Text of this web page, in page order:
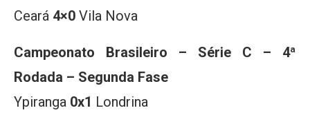
Ceará 4×0 Vila Nova
Campeonato Brasileiro – Série C – 4ª
Rodada – Segunda Fase
Ypiranga 0x1 Londrina